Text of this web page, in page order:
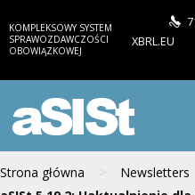
KOMPLEKSOWY SYSTEM
SPRAWOZDAWCZOŚCI
OBOWIĄZKOWEJ
XBRL.EU
aSISt
Strona główna > Newsletters